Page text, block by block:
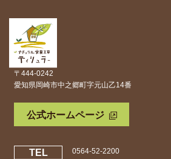
〒444-0242
愛知県岡崎市中之郷町字元山乙14番
公式ホームページ
TEL 0564-52-2200